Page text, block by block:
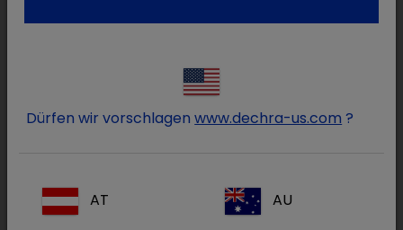
Dürfen wir vorschlagenwww.dechra-us.com ?
AT AU